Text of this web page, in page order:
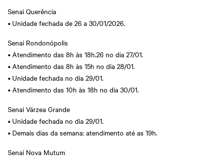
Senai Querência
• Unidade fechada de 26 a 30/01/2026.
Senai Rondonópolis
• Atendimento das 8h às 18h.26 no dia 27/01.
• Atendimento das 8h às 15h no dia 28/01.
• Unidade fechada no dia 29/01.
• Atendimento das 10h às 18h no dia 30/01.
Senai Várzea Grande
• Unidade fechada no dia 29/01.
• Demais dias da semana: atendimento até as 19h.
Senai Nova Mutum